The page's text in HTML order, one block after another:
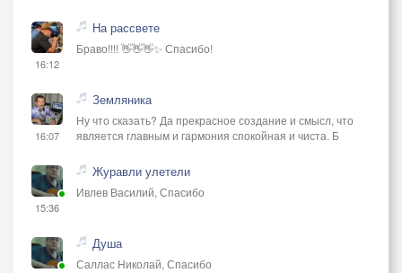
16:12
На рассвете
Браво!!!! 👋👋👋✨ Спасибо!
16:07
Земляника
Ну что сказать? Да прекрасное создание и смысл, что
является главным и гармония спокойная и чиста. Б
15:36
Журавли улетели
Ивлев Василий, Спасибо
Душа
Саллас Николай, Спасибо